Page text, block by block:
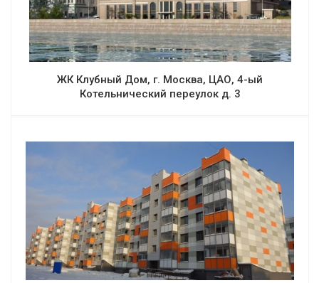
ЖК Клубный Дом, г. Москва, ЦАО, 4-ый
Котельнический переулок д. 3